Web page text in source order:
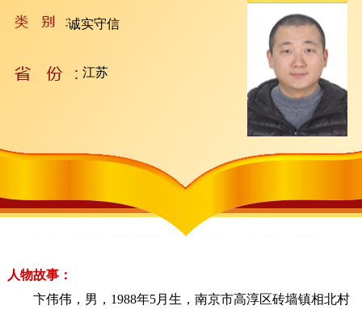
诚实守信
江苏
人物故事：
卞伟伟，男，1988年5月生，南京市高淳区砖墙镇相北村